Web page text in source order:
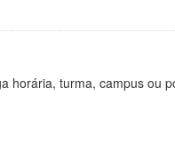
horária, turma, campus ou